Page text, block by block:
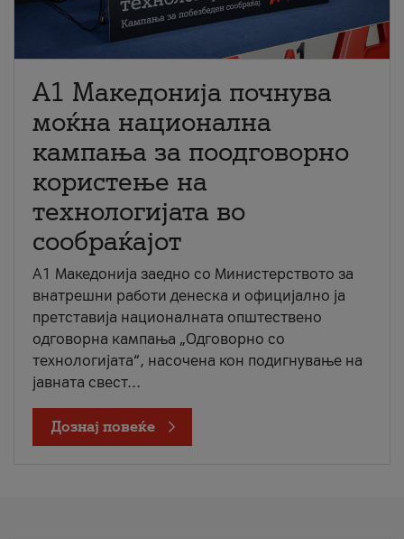
A1 Македонија почнува
моќна национална
кампања за поодговорно
користење на
технологијата во
сообраќајот
A1 Македонија заедно со Министерството за
внатрешни работи денеска и официјално ја
претставија националната општествено
одговорна кампања „Одговорно со
технологијата“, насочена кон подигнување на
јавната свест...
Дознај повеќе